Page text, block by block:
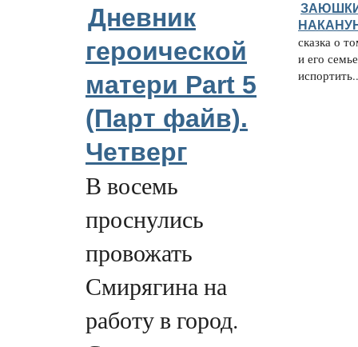
Дневник
героической
матери Part 5
(Парт файв).
Четверг
В восемь
проснулись
провожать
Смирягина на
работу в город.
сказка о
и его